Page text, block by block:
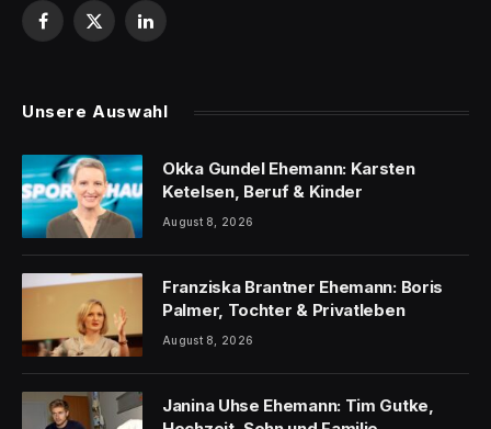
Facebook
X
LinkedIn
Unsere Auswahl
Okka Gundel Ehemann: Karsten
Ketelsen, Beruf & Kinder
August 8, 2026
Franziska Brantner Ehemann: Boris
Palmer, Tochter & Privatleben
August 8, 2026
Janina Uhse Ehemann: Tim Gutke,